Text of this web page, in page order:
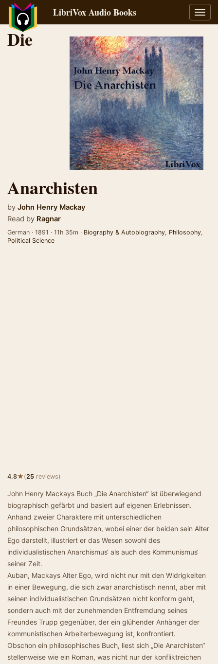
LibriVox Audio Books
Die
Anarchisten
by John Henry Mackay
Read by Ragnar
German · 1891 · 11h 35m · Biography & Autobiography, Philosophy,
Political Science
4.8★(25 reviews)
John Henry Mackays Buch „Die Anarchisten“ ist überwiegend
biographisch gefärbt und basiert auf eigenen Erlebnissen.
Anhand zweier Charaktere mit unterschiedlichen
philosophischen Grundsätzen, wobei einer der beiden sein Alter
Ego darstellt, illustriert er das Wesen sowohl des
individualistischen Anarchismus‘ als auch des Kommunismus‘
seiner Zeit.
Auban, Mackays Alter Ego, wird nicht nur mit den Widrigkeiten
in einer Bewegung, die sich zwar anarchistisch nennt, aber mit
seinen individualistischen Grundsätzen nicht konform geht,
sondern auch mit der zunehmenden Entfremdung seines
Freundes Trupp gegenüber, der ein glühender Anhänger der
kommunistischen Arbeiterbewegung ist, konfrontiert.
Obschon ein philosophisches Buch, liest sich „Die Anarchisten“
stellenweise wie ein Roman, was nicht nur der konfliktreichen